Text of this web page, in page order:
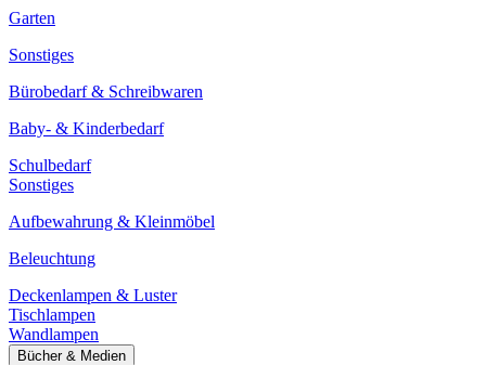
Garten
Sonstiges
Bürobedarf & Schreibwaren
Baby- & Kinderbedarf
Schulbedarf
Sonstiges
Aufbewahrung & Kleinmöbel
Beleuchtung
Deckenlampen & Luster
Tischlampen
Wandlampen
Bücher & Medien